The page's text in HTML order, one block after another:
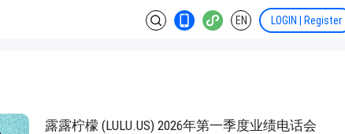
EN LOGIN | Register
露露柠檬 (LULU.US) 2026年第一季度业绩电话会